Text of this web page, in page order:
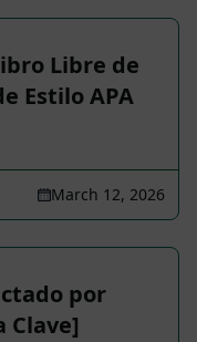
Libre de
Estilo APA
March 12, 2026
por
Clave]